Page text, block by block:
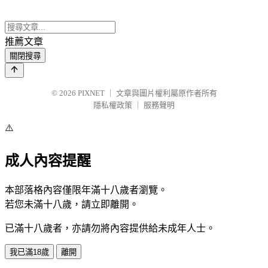
推薦文章
關閉搜尋
© 2026 PIXNET
文章與圖片權利屬原作者所有
隱私權政策
服務聲明
⚠️
成人內容提醒
本部落格內容僅限年滿十八歲者瀏覽。
若您未滿十八歲，請立即離開。
已滿十八歲者，亦請勿將內容提供給未成年人士。
我已滿18歲 離開